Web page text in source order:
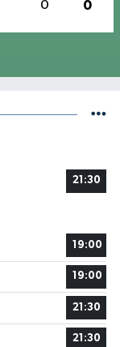
0 0
21:30
19:00
19:00
21:30
21:30